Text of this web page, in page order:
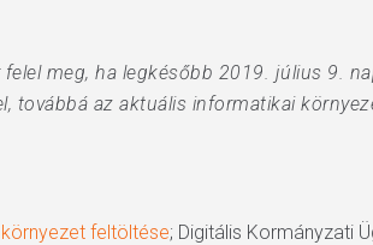
meg, ha legkésőbb 2019. július 9.
továbbá az aktuális informatikai
feltöltése; Digitális Kormányzati